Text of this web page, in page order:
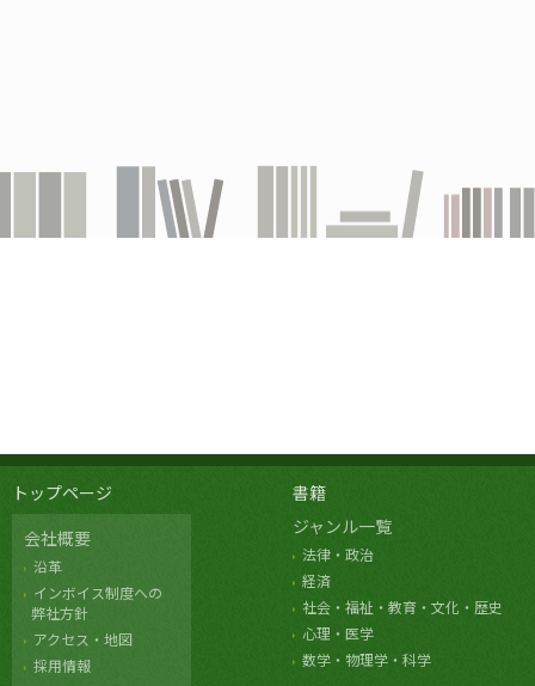
トップページ
会社概要
沿革
インボイス制度への
弊社方針
アクセス・地図
採用情報
書籍
ジャンル一覧
法律・政治
経済
社会・福祉・教育・文化・歴史
心理・医学
数学・物理学・科学